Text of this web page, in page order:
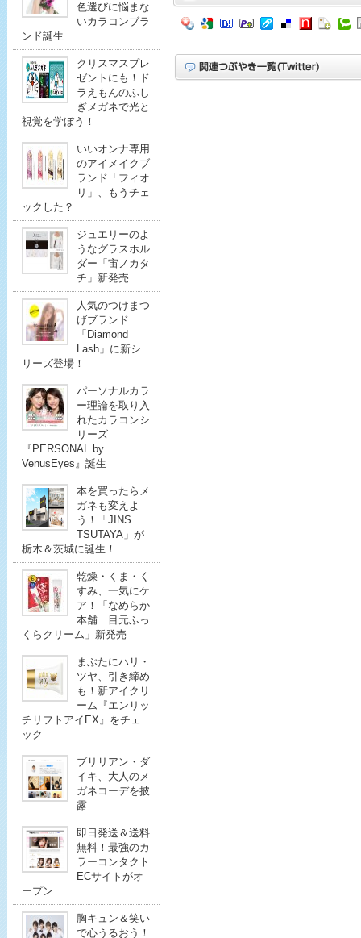
色選びに悩まな
いカラコンブラ
ンド誕生
クリスマスプレ
ゼントにも！ド
ラえもんのふし
ぎメガネで光と
視覚を学ぼう！
いいオンナ専用
のアイメイクブ
ランド「フィオ
リ」、もうチェ
ックした？
ジュエリーのよ
うなグラスホル
ダー「宙ノカタ
チ」新発売
人気のつけまつ
げブランド
「Diamond
Lash」に新シ
リーズ登場！
パーソナルカラ
ー理論を取り入
れたカラコンシ
リーズ
『PERSONAL by
VenusEyes』誕生
本を買ったらメ
ガネも変えよ
う！「JINS
TSUTAYA」が
栃木＆茨城に誕生！
乾燥・くま・く
すみ、一気にケ
ア！「なめらか
本舗 目元ふっ
くらクリーム」新発売
まぶたにハリ・
ツヤ、引き締め
も！新アイクリ
ーム『エンリッ
チリフトアイEX』をチェ
ック
ブリリアン・ダ
イキ、大人のメ
ガネコーデを披
露
即日発送＆送料
無料！最強のカ
ラーコンタクト
ECサイトがオ
ープン
胸キュン＆笑い
で心うるおう！